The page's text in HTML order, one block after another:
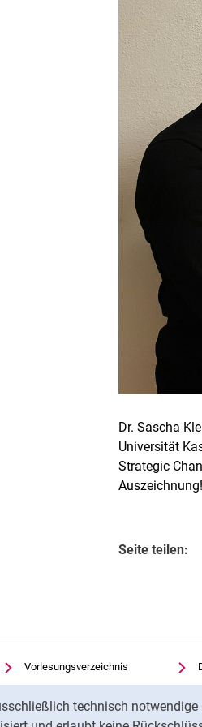
technisch
Dr. Sascha
Universität
Strategic
Auszeichnung!
Seite teilen:
Vorlesungsverzeichnis
Uni-Bibliothek
Moodle